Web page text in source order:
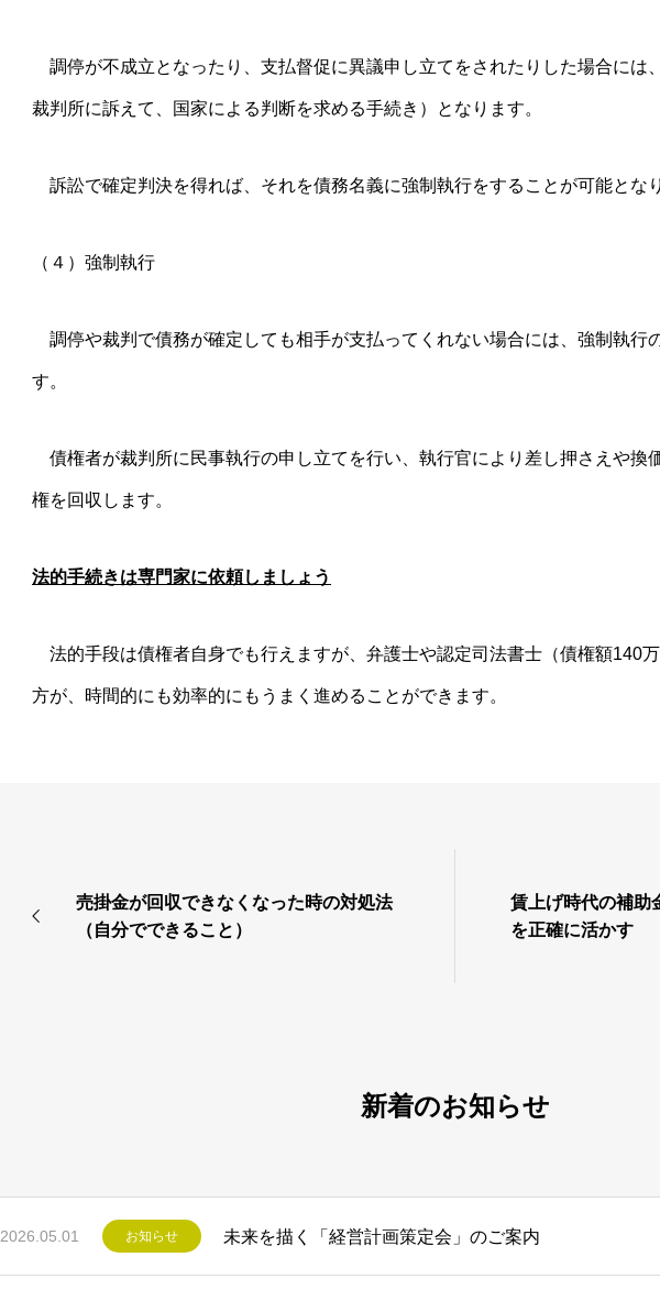
調停が不成立となったり、支払督促に異議申し立てをされたりした場合には
裁判所に訴えて、国家による判断を求める手続き）となります。
訴訟で確定判決を得れば、それを債務名義に強制執行をすることが可能とな
（４）強制執行
調停や裁判で債務が確定しても相手が支払ってくれない場合には、強制執行
す。
債権者が裁判所に民事執行の申し立てを行い、執行官により差し押さえや換
権を回収します。
法的手続きは専門家に依頼しましょう
法的手段は債権者自身でも行えますが、弁護士や認定司法書士（債権額140
方が、時間的にも効率的にもうまく進めることができます。
売掛金が回収できなくなった時の対処法
（自分でできること）
賃上げ時代の補
を正確に活かす
新着のお知らせ
2026.05.01 お知らせ 未来を描く「経営計画策定会」のご案内